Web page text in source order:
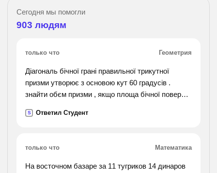
Сегодня мы помогли
903 людям
только что Геометрия
Діагональ бічної грані правильної трикутної
призми утворює з основою кут 60 градусів .
знайти обєм призми , якщо площа бічної поверхні
S Ответил Студент
только что Математика
На восточном базаре за 11 тугриков 14 динаров